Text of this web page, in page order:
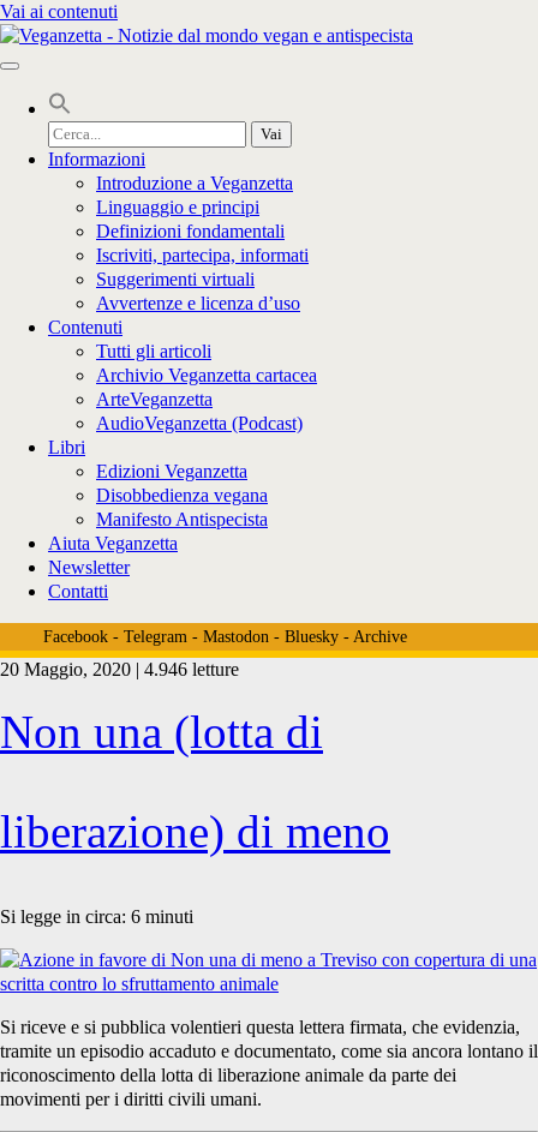
Vai ai contenuti
Cerca
per:
Informazioni
Introduzione a Veganzetta
Linguaggio e principi
Definizioni fondamentali
Iscriviti, partecipa, informati
Suggerimenti virtuali
Avvertenze e licenza d’uso
Contenuti
Tutti gli articoli
Archivio Veganzetta cartacea
ArteVeganzetta
AudioVeganzetta (Podcast)
Libri
Edizioni Veganzetta
Disobbedienza vegana
Manifesto Antispecista
Aiuta Veganzetta
Newsletter
Contatti
Facebook- Telegram- Mastodon- Bluesky- Archive
Tag:
<span>Non
una
di
meno
20 Maggio, 2020 | 4.946 letture
Non una (lotta di
liberazione) di meno
Si legge in circa: 6 minuti
Si riceve e si pubblica volentieri questa lettera firmata, che evidenzia,
tramite un episodio accaduto e documentato, come sia ancora lontano il
riconoscimento della lotta di liberazione animale da parte dei
movimenti per i diritti civili umani.